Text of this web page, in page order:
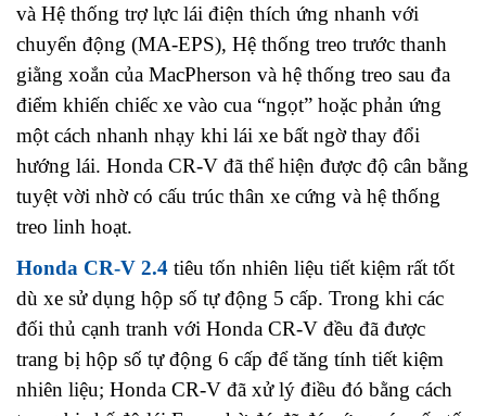
và Hệ thống trợ lực lái điện thích ứng nhanh với
chuyển động (MA-EPS), Hệ thống treo trước thanh
giằng xoắn của MacPherson và hệ thống treo sau đa
điểm khiến chiếc xe vào cua “ngọt” hoặc phản ứng
một cách nhanh nhạy khi lái xe bất ngờ thay đổi
hướng lái. Honda CR-V đã thể hiện được độ cân bằng
tuyệt vời nhờ có cấu trúc thân xe cứng và hệ thống
treo linh hoạt.
Honda CR-V 2.4 tiêu tốn nhiên liệu tiết kiệm rất tốt
dù xe sử dụng hộp số tự động 5 cấp. Trong khi các
đối thủ cạnh tranh với Honda CR-V đều đã được
trang bị hộp số tự động 6 cấp để tăng tính tiết kiệm
nhiên liệu; Honda CR-V đã xử lý điều đó bằng cách